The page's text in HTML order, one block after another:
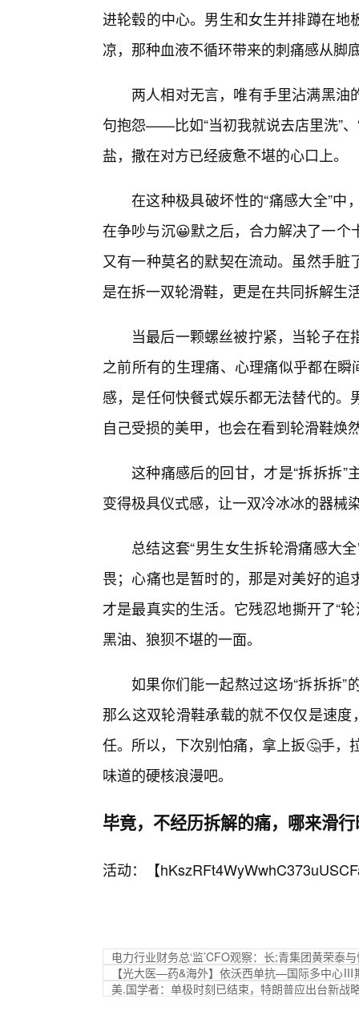
进轮毂的中心。男生和女生并排蹲在
凉，那种血液不循环带来的刺痛感从脚
两人相对无言，唯有手里沾满黑
句抱怨——比如“当初我就说去店里洗”
盐，撒在对方已经疲惫不堪的心口上。
在这种极具破坏性的“痛感大全”
在争吵与沉😀默之后，合力解决了一
又有一种莫名的默契在流动。虽然手
是在拆一双轮滑鞋，更是在共同拆解生
当最后一颗螺丝被拧紧，当轮子
之前所有的生理痛、心理痛似乎都在
感，是任何快餐式娱乐都无法替代的
自己受损的美甲，也会在看到轮滑鞋焕
这种痛感后的回甘，才是“拆拆拆
变得极具仪式感，让一双冷冰冰的器械
总结这套“男生女生拆轮滑痛感大
畏；心痛也是暂时的，那是对美好的
才是最真实的生活。它残忍地撕开了“
黑油、狼狈不堪的一面。
如果你们能一起熬过这场“拆拆拆
那么这双轮滑鞋承载的就不仅仅是速
任。所以，下次别怕痛，拿上扳🤔手，
味道的硬核浪漫吧。
毕竟，不经历拆解的痛，哪来滑
活动：【
电力行业财务总‘监’CFO观察：长;青集团黄荣泰
【光大医—药&海外】依沃西单抗—国际多中心Ⅲ
美.国学者：单极时刻已结束，特朗普应出台新战